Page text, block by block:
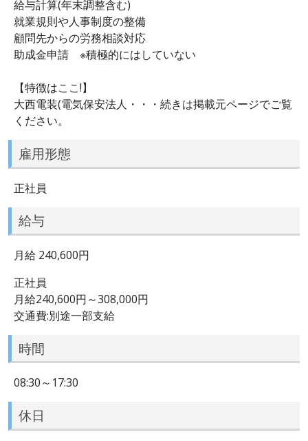
給与計算(年末調整含む)
就業規則や人事制度の整備
顧問先からの労務相談対応
助成金申請 ※積極的にはしていない
【特徴はここ!】
大西電装(電気保安法人・・・続きは掲載元ページでご覧
ください。
雇用形態
正社員
給与
月給 240,600円
正社員
月給240,600円～308,000円
交通費:別途一部支給
時間
08:30～17:30
休日